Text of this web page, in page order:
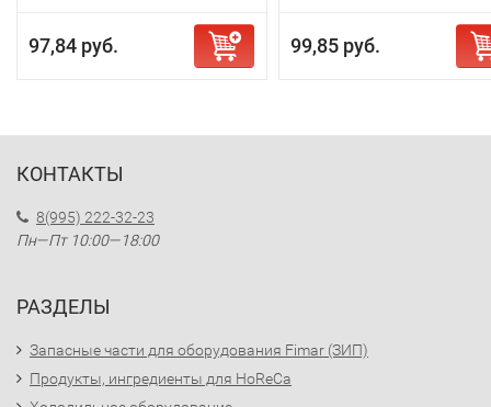
97,84 руб. 99,85 руб.
КОНТАКТЫ
8(995) 222-32-23
Пн—Пт 10:00—18:00
РАЗДЕЛЫ
Запасные части для оборудования Fimar (ЗИП)
Продукты, ингредиенты для HoReCa